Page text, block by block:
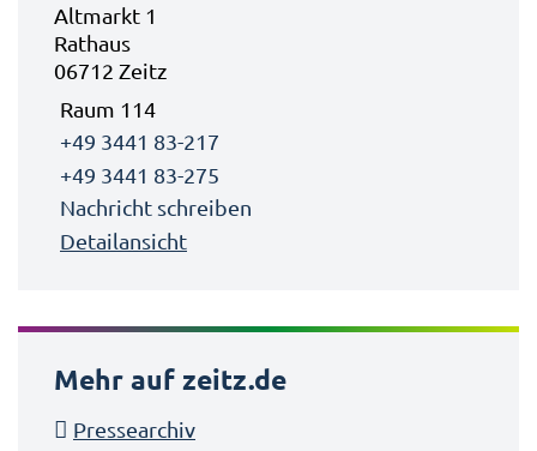
Altmarkt 1
Rathaus
06712 Zeitz
Raum 114
+49 3441 83-217
+49 3441 83-275
Nachricht schreiben
Detailansicht
Mehr auf zeitz.de
Pressearchiv